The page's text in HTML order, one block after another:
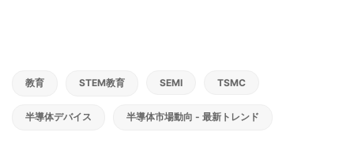
教育 STEM教育 SEMI TSMC
半導体デバイス 半導体市場動向 - 最新トレンド